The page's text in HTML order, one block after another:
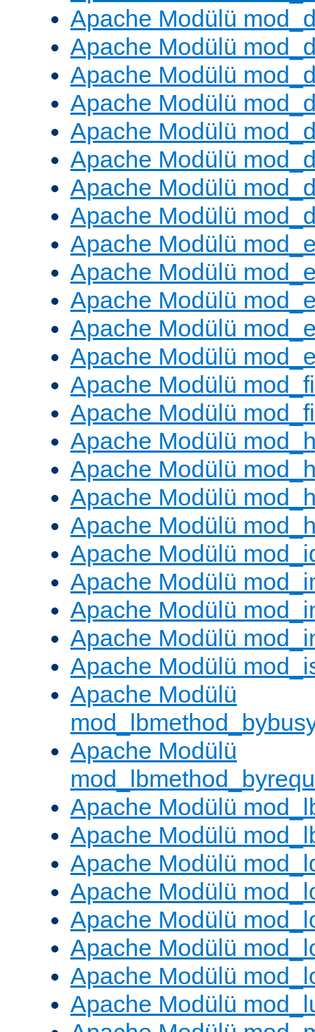
Apache Modülü
Apache Modülü
Apache Modülü
Apache Modülü
Apache Modülü
Apache Modülü
Apache Modülü
Apache Modülü
Apache Modülü
Apache Modülü
Apache Modülü
Apache Modülü
Apache Modülü
Apache Modülü
Apache Modülü
Apache Modülü
Apache Modülü
Apache Modülü
Apache Modülü
Apache Modülü
Apache Modülü
Apache Modülü
Apache Modülü
Apache Modülü
Apache Modülü
Apache Modülü
Apache Modülü
Apache Modülü
Apache Modülü
Apache Modülü
Apache Modülü
Apache Modülü
Apache Modülü
Apache Modülü